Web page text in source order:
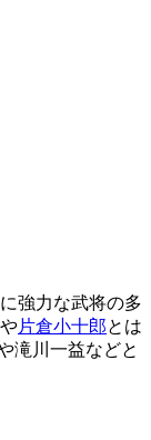
強力な武将の多
や片倉小十郎とは
滝川一益などと